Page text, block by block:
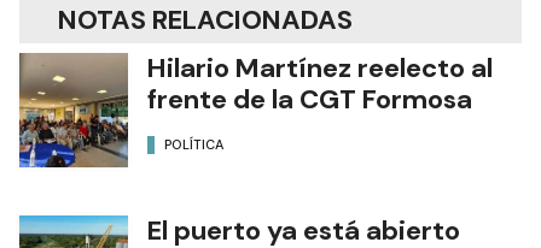
NOTAS RELACIONADAS
Hilario Martínez reelecto al
frente de la CGT Formosa
POLÍTICA
El puerto ya está abierto